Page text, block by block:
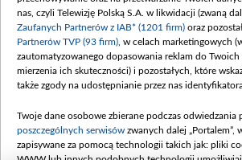
przeżywają chwile pełne emocji. Fot. materiały prasowe
nas, czyli Telewizję Polską S.A. w likwidacji (zwaną
Zaufanych Partnerów z IAB* (1201 firm) oraz
Partnerów TVP (93 firm) , w celach marketingowych
zautomatyzowanego dopasowania reklam do Twoich
mierzenia ich skuteczności) i pozostałych, które
także zgody na udostępnianie przez nas
Twoje dane osobowe zbierane podczas odwiedzania
poszczególnych serwisów zwanych dalej „Portalem”,
zapisywane za pomocą technologii takich jak: pliki